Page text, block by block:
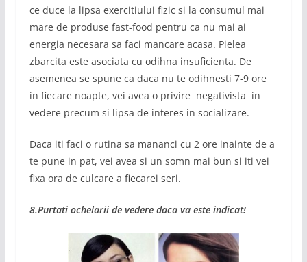
ce duce la lipsa exercitiului fizic si la consumul mai
mare de produse fast-food pentru ca nu mai ai
energia necesara sa faci mancare acasa. Pielea
zbarcita este asociata cu odihna insuficienta. De
asemenea se spune ca daca nu te odihnesti 7-9 ore
in fiecare noapte, vei avea o privire negativista in
vedere precum si lipsa de interes in socializare.
Daca iti faci o rutina sa mananci cu 2 ore inainte de a
te pune in pat, vei avea si un somn mai bun si iti vei
fixa ora de culcare a fiecarei seri.
8.Purtati ochelarii de vedere daca va este indicat!